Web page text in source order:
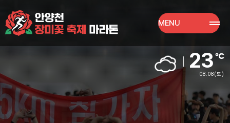
MENU
23
08.08(토)